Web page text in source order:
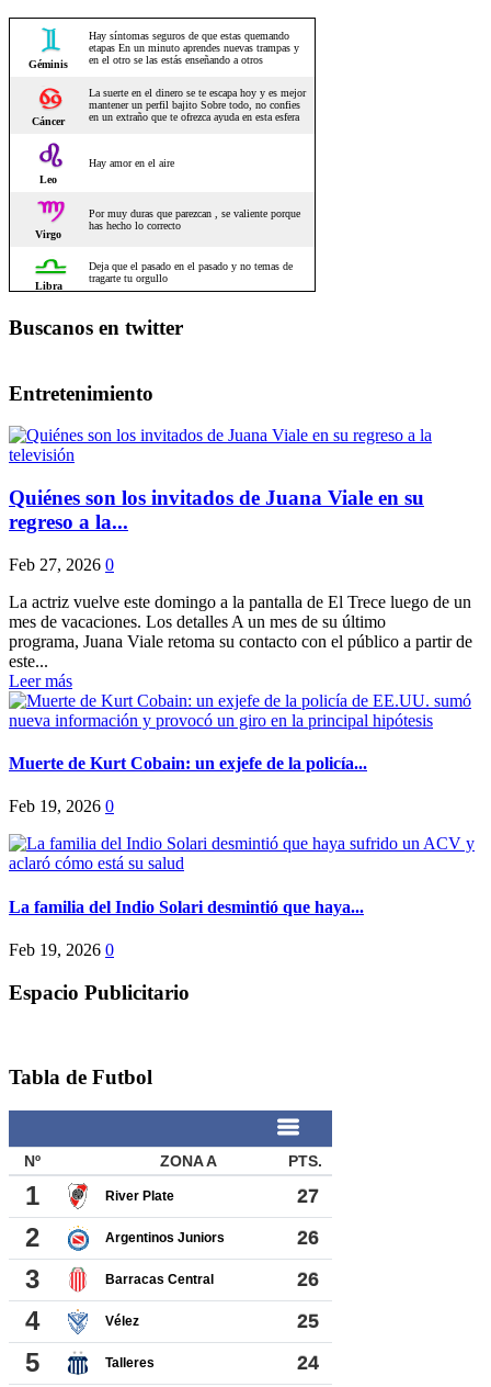
Buscanos en twitter
Entretenimiento
Quiénes son los invitados de Juana Viale en su
regreso a la...
Feb 27, 2026 0
La actriz vuelve este domingo a la pantalla de El Trece luego de un
mes de vacaciones. Los detalles A un mes de su último
programa, Juana Viale retoma su contacto con el público a partir de
este...
Leer más
Muerte de Kurt Cobain: un exjefe de la policía...
Feb 19, 2026 0
La familia del Indio Solari desmintió que haya...
Feb 19, 2026 0
Espacio Publicitario
Tabla de Futbol